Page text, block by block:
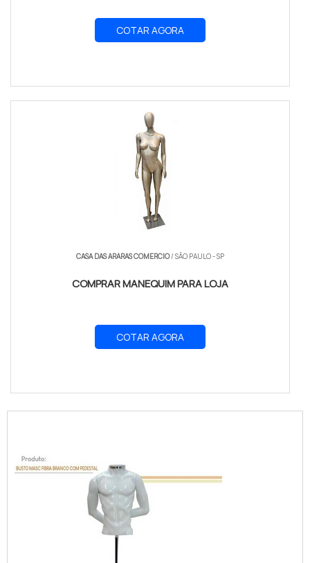
COTAR AGORA
CASA DAS ARARAS COMERCIO/ SÃO PAULO - SP
COMPRAR MANEQUIM PARA LOJA
COTAR AGORA